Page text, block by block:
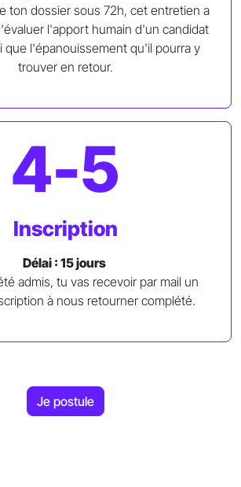
ton dossier sous 72h, cet entretien a
l'apport humain d'un candidat
que l'épanouissement qu'il pourra y
trouver en retour.
4-5
Inscription
Délai : 15 jours
admis, tu vas recevoir par mail un
à nous retourner complété.
Je postule